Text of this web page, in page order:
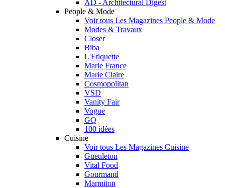
AD - Architectural Digest
People & Mode
Voir tous Les Magazines People & Mode
Modes & Travaux
Closer
Biba
L'Etiquette
Marie France
Marie Claire
Cosmopolitan
VSD
Vanity Fair
Vogue
GQ
100 idées
Cuisine
Voir tous Les Magazines Cuisine
Gueuleton
Vital Food
Gourmand
Marmiton